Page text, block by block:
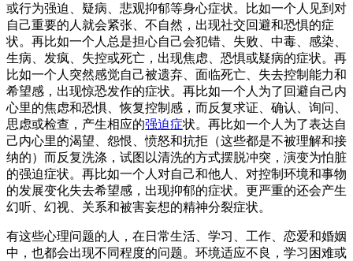
或行为强迫、疑病、悲观抑郁等身心症状。比如一个人见到对
自己重要的人就会紧张、不自然，出现社交回避和恐惧的症
状。再比如一个人总是担心自己会犯错、失败、中毒、感染、
生病、发疯、失控或死亡，出现焦虑、恐惧或疑病的症状。再
比如一个人突然感觉自己被遗弃、面临死亡、失去控制能力和
希望感，出现惊恐发作的症状。再比如一个人为了回避自己内
心里的焦虑和恐惧、恢复控制感，而反复求证、确认、询问、
思虑或检查，产生相应的强迫症状。再比如一个人为了表达自
己内心里的渴望、怨恨、愤怒和抗拒（这些都是不被理解和接
纳的）而反复洗涤，试图以清洗的方式摆脱冲突，演变为怕脏
的强迫症状。再比如一个人对自己和他人、对控制环境和事物
的发展变化失去希望感，出现抑郁的症状。更严重的还会产生
幻听、幻视、关系和被害妄想的精神分裂症状。
有这些心理问题的人，在日常生活、学习、工作、恋爱和婚姻
中，也都会出现不同程度的问题。环境适应不良，学习困难或